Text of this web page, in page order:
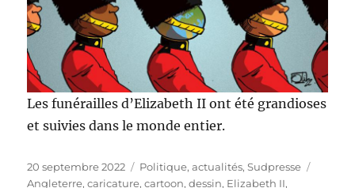
Les funérailles d’Elizabeth II ont été grandioses
et suivies dans le monde entier.
Publié
le
20 septembre 2022 Catégories
Politique, actualités,Sudpresse
Angleterre,caricature,cartoon,dessin, Elizabeth II,